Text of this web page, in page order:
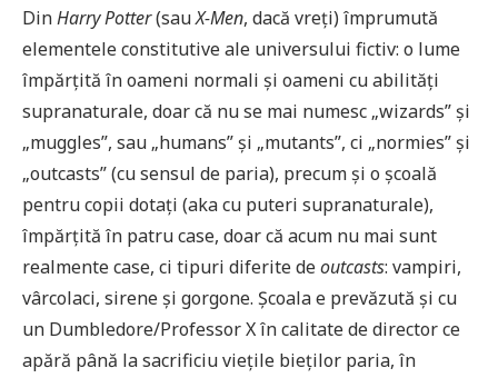
DinHarry Potter(sauX-Men, dacă vreți) împrumută
elementele constitutive ale universului fictiv: o lume
împărțită în oameni normali și oameni cu abilități
supranaturale, doar că nu se mai numesc „wizards” și
„muggles”, sau „humans” și „mutants”, ci „normies” și
„outcasts” (cu sensul de paria), precum și o școală
pentru copii dotați (aka cu puteri supranaturale),
împărțită în patru case, doar că acum nu mai sunt
realmente case, ci tipuri diferite deoutcasts: vampiri,
vârcolaci, sirene și gorgone. Școala e prevăzută și cu
un Dumbledore/Professor X în calitate de director ce
apără până la sacrificiu viețile bieților paria, în